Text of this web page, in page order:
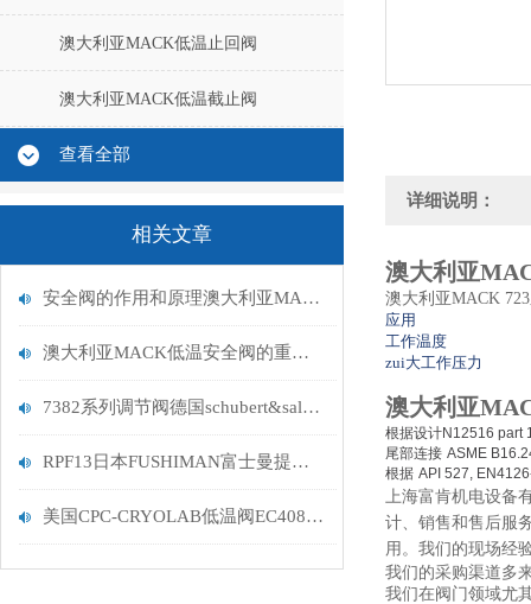
澳大利亚MACK低温止回阀
澳大利亚MACK低温截止阀
查看全部
相关文章
安全阀的作用和原理澳大利亚MACK低温安全阀
澳大利亚MACK低温安全阀的重要性与受力分析
7382系列调节阀德国schubert&salzer带定位器
RPF13日本FUSHIMAN富士曼提升型式安全阀
美国CPC-CRYOLAB低温阀EC4088CWPG1MTW
详细说明：
澳大利亚
澳大利亚MACK
应用
工作温度
zui大工作压力
澳大利亚
根据设计N12516 part
尾部连接 ASME
根据 API 527,
上海富肯机电设备
计、销售和售后服
用。我们的现场经
我们的采购渠道多
我们在阀门领域尤